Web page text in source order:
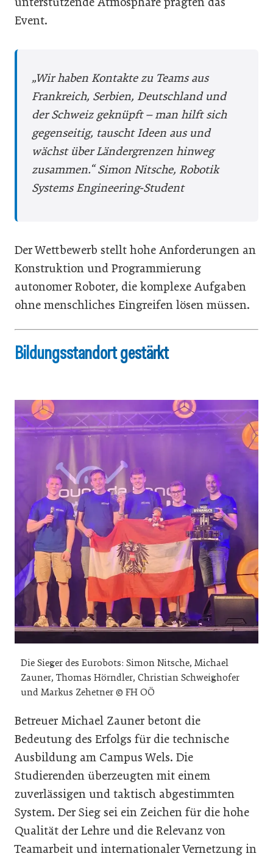
Event.
„Wir haben Kontakte zu Teams aus
Frankreich, Serbien, Deutschland und
der Schweiz geknüpft – man hilft sich
gegenseitig, tauscht Ideen aus und
wächst über Ländergrenzen hinweg
zusammen.“Simon Nitsche, Robotik
Systems Engineering-Student
Der Wettbewerb stellt hohe Anforderungen an
Konstruktion und Programmierung
autonomer Roboter, die komplexe Aufgaben
ohne menschliches Eingreifen lösen müssen.
Bildungsstandort gestärkt
Die Sieger des Eurobots: Simon Nitsche, Michael
Zauner, Thomas Hörndler, Christian Schweighofer
und Markus Zehetner © FH OÖ
Betreuer Michael Zauner betont die
Bedeutung des Erfolgs für die technische
Ausbildung am Campus Wels. Die
Studierenden überzeugten mit einem
zuverlässigen und taktisch abgestimmten
System. Der Sieg sei ein Zeichen für die hohe
Qualität der Lehre und die Relevanz von
Teamarbeit und internationaler Vernetzung in